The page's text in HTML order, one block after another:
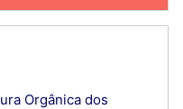
Orgânica dos